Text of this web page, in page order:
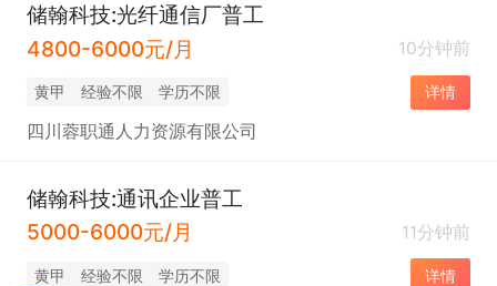
储翰科技:光纤通信厂普工
4800-6000元/月
10分钟前
黄甲 经验不限 学历不限 详情
四川蓉职通人力资源有限公司
储翰科技:通讯企业普工
5000-6000元/月
11分钟前
黄甲 经验不限 学历不限 详情